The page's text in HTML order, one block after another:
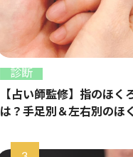
診断
【占い師監修】指のほく
は？手足別＆左右別のほ